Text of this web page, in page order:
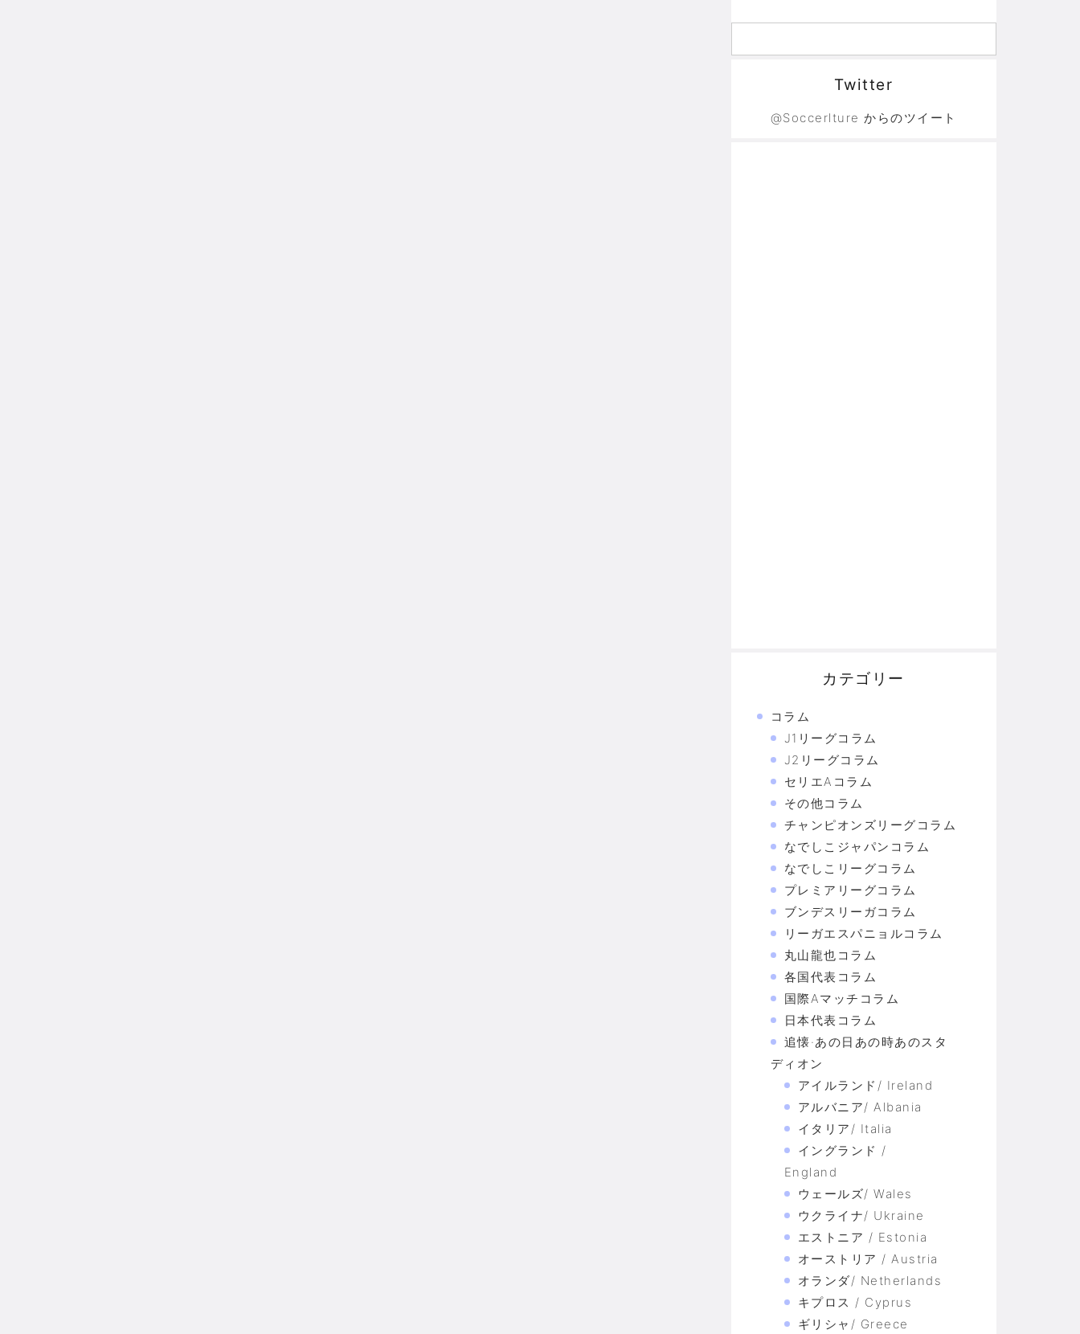
Twitter
@Soccerlture からのツイート
カテゴリー
コラム
J1リーグコラム
J2リーグコラム
セリエAコラム
その他コラム
チャンピオンズリーグコラム
なでしこジャパンコラム
なでしこリーグコラム
プレミアリーグコラム
ブンデスリーガコラム
リーガエスパニョルコラム
丸山龍也コラム
各国代表コラム
国際Aマッチコラム
日本代表コラム
追懐·あの日あの時あのスタ
ディオン
アイルランド/ Ireland
アルバニア/ Albania
イタリア/ Italia
イングランド /
England
ウェールズ/ Wales
ウクライナ/ Ukraine
エストニア / Estonia
オーストリア / Austria
オランダ/ Netherlands
キプロス / Cyprus
ギリシャ/ Greece